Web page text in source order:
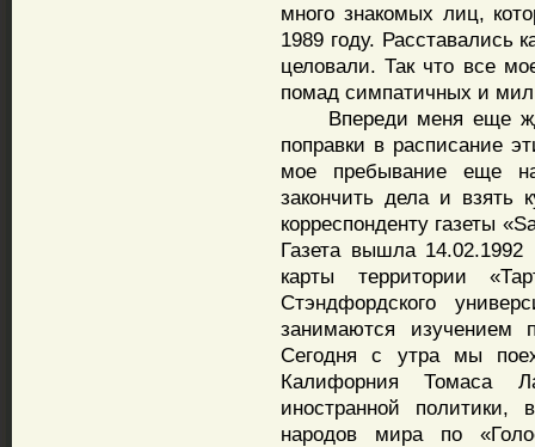
много знакомых лиц,
1989 году. Расставались
целовали. Так что все
помад симпатичных и
Впереди меня еще
поправки в расписание
мое пребывание еще
закончить дела и
корреспонденту газеты
Газета вышла
карты территории
Стэндфордского
занимаются изучением
Сегодня с утра мы
Калифорния Томаса
иностранной
народов мира по